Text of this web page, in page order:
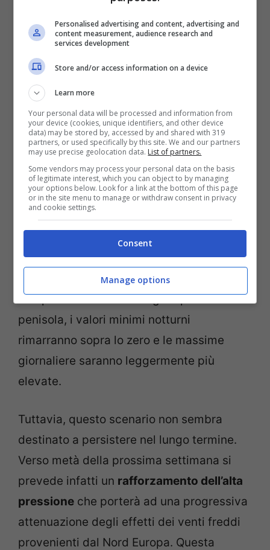
Previsioni meteo – viagginews.com
Nonostante l’atmosfera tenda verso una
maggiore stabilità, il
treguanemmeno nelle ore diurne. Le
regioni nordoccidentali saranno le più
colpite da questa ondata di gelo, con cieli
spesso nuvolosi e temperature massime
che difficilmente supereranno i 4 o 5 gradi
Celsius. Anche nel resto d’Italia si
percepirà un netto calo termico rispetto ai
giorni precedenti; tuttavia, grazie alla
presenza del sole mitigata da un’area di
alta pressione estesa su gran parte della
penisola, i valori minimi notturni
rimarranno sopra lo zero e le massime
giornaliere saranno leggermente più
elevate.
Tuttavia, questo scenario non sembra
destinato a persistere nel lungo termine.
Verso metà della prossima settimana si
prevede infatti un rafforzamento dell’alta
pressione che porterà ad una progressiva
attenuazione degli effetti dei venti freddi
provenienti dal Nord Europa. Questa
Personalised advertising and content, advertising and
content measurement, audience research and
services development
Store and/or access information on a device
Learn more
Your personal data will be processed and information from
your device (cookies, unique identifiers, and other device
data) may be stored by, accessed by and shared with 319
partners, or used specifically by this site. We and our partners
may use precise geolocation data. List of partners.
Some vendors may process your personal data on the basis
of legitimate interest, which you can object to by managing
your options below. Look for a link at the bottom of this page
or in the site menu to manage or withdraw consent in privacy
and cookie settings.
Consent
Manage options